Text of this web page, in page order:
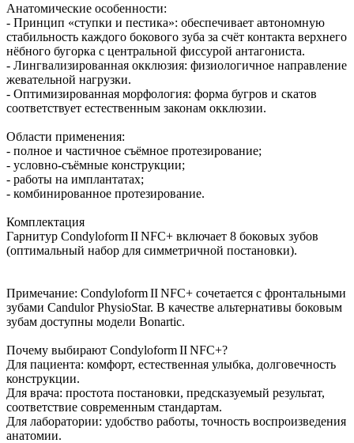
Анатомические особенности:
- Принцип «ступки и пестика»: обеспечивает автономную
стабильность каждого бокового зуба за счёт контакта верхнего
нёбного бугорка с центральной фиссурой антагониста.
- Лингвализированная окклюзия: физиологичное направление
жевательной нагрузки.
- Оптимизированная морфология: форма бугров и скатов
соответствует естественным законам окклюзии.
Области применения:
- полное и частичное съёмное протезирование;
- условно‑съёмные конструкции;
- работы на имплантатах;
- комбинированное протезирование.
Комплектация
Гарнитур Condyloform II NFC+ включает 8 боковых зубов
(оптимальный набор для симметричной постановки).
Примечание: Condyloform II NFC+ сочетается с фронтальными
зубами Candulor PhysioStar. В качестве альтернативы боковым
зубам доступны модели Bonartic.
Почему выбирают Condyloform II NFC+?
Для пациента: комфорт, естественная улыбка, долговечность
конструкции.
Для врача: простота постановки, предсказуемый результат,
соответствие современным стандартам.
Для лаборатории: удобство работы, точность воспроизведения
анатомии.